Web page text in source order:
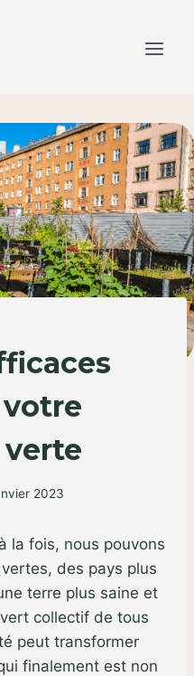
2023
la fois, nous pouvons
des pays plus
terre plus saine et
collectif de tous
peut transformer
finalement est non